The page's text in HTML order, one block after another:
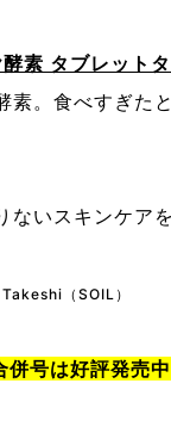
素 タブレット
素。食べすぎた
ないスキンケア
（SOIL）
号は好評発売